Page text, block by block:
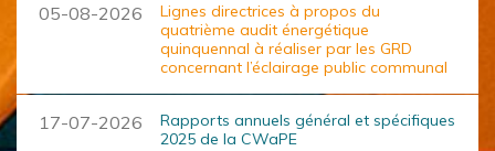
05-08-2026
Lignes directrices à propos du
quatrième audit énergétique
quinquennal à réaliser par les GRD
concernant l’éclairage public communal
17-07-2026
Rapports annuels général et spécifiques
2025 de la CWaPE